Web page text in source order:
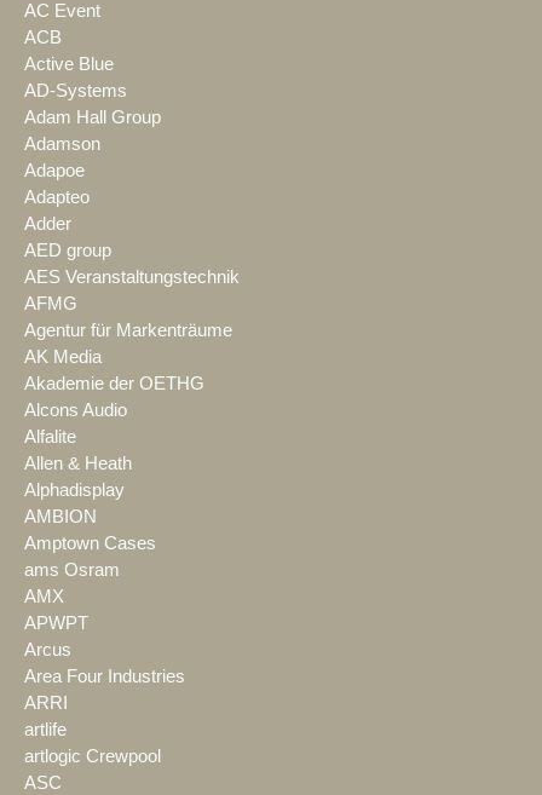
AC Event
ACB
Active Blue
AD-Systems
Adam Hall Group
Adamson
Adapoe
Adapteo
Adder
AED group
AES Veranstaltungstechnik
AFMG
Agentur für Markenträume
AK Media
Akademie der OETHG
Alcons Audio
Alfalite
Allen & Heath
Alphadisplay
AMBION
Amptown Cases
ams Osram
AMX
APWPT
Arcus
Area Four Industries
ARRI
artlife
artlogic Crewpool
ASC